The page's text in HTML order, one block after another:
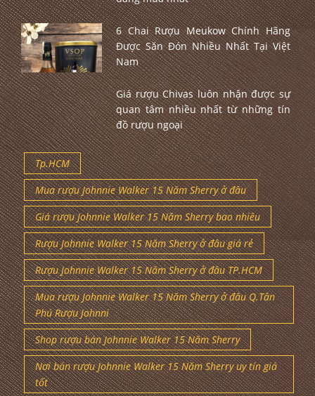
6 Chai Rượu Meukow Chính Hãng
Được Săn Đón Nhiều Nhất Tại Việt
Nam
Giá rượu Chivas luôn nhận được sự
quan tâm nhiều nhất từ những tín
đồ rượu ngoại
Tp.HCM
Mua rượu Johnnie Walker 15 Năm Sherry ở đâu
Giá rượu Johnnie Walker 15 Năm Sherry bao nhiêu
Rượu Johnnie Walker 15 Năm Sherry ở đâu giá rẻ
Rượu Johnnie Walker 15 Năm Sherry ở đâu TP.HCM
Mua rượu Johnnie Walker 15 Năm Sherry ở đâu Q.Tân
Phú Rượu Johnni
Shop rượu bán Johnnie Walker 15 Năm Sherry
Nơi bán rượu Johnnie Walker 15 Năm Sherry uy tín giá
tốt